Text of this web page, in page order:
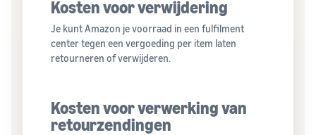
Kosten voor verwijdering
Je kunt Amazon je voorraad in een fulfilment
center tegen een vergoeding per item laten
retourneren of verwijderen.
Kosten voor verwerking van
retourzendingen